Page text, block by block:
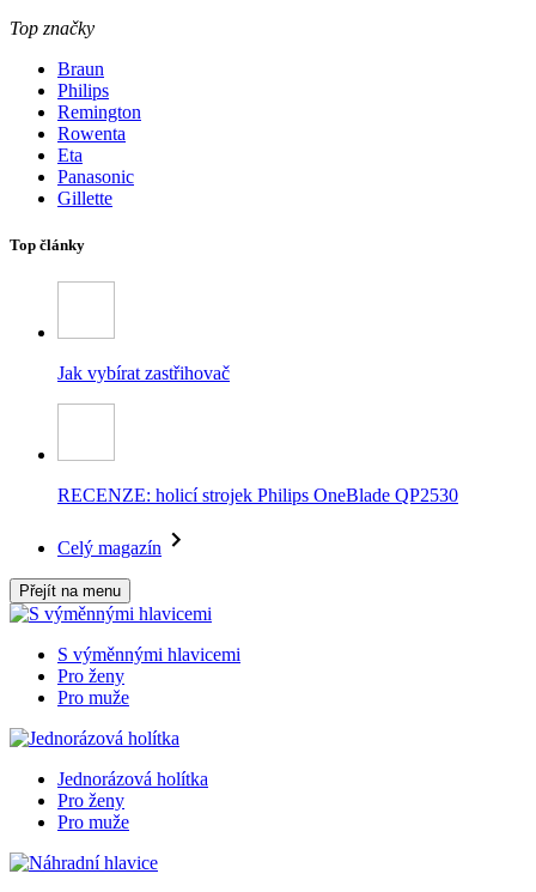
Top značky
Braun
Philips
Remington
Rowenta
Eta
Panasonic
Gillette
Top články
Jak vybírat zastřihovač
RECENZE: holicí strojek Philips OneBlade QP2530
Celý magazín
Přejít na menu
S výměnnými hlavicemi
Pro ženy
Pro muže
Jednorázová holítka
Pro ženy
Pro muže